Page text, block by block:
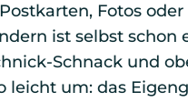
Fotos
ist selbst schon
Schnack und
leicht um: das